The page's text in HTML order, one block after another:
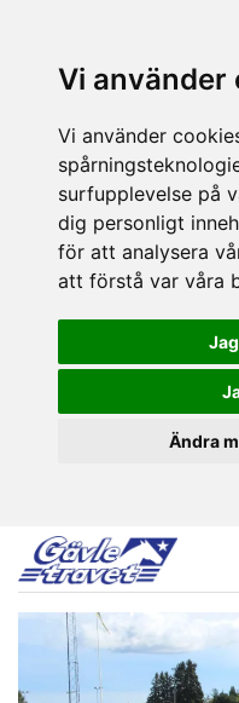
Vi använder
Vi använder
surfupplevelse på
dig personligt
för att analysera
att förstå var våra
Ändra